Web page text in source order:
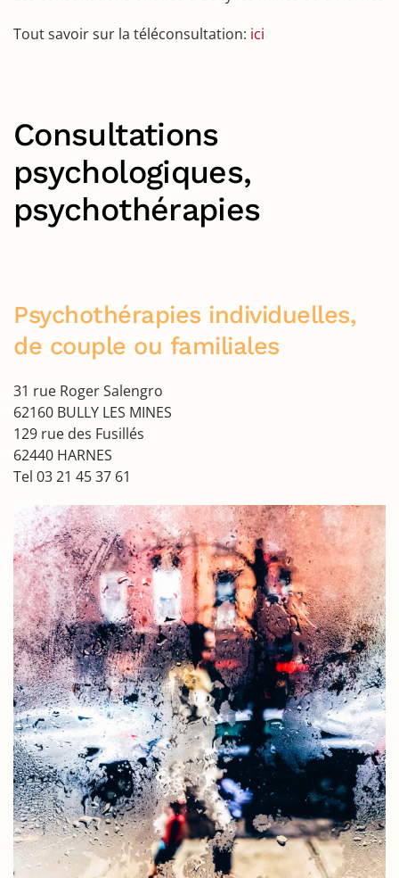
Tout savoir sur la téléconsultation: ici
Consultations
psychologiques,
psychothérapies
Psychothérapies individuelles,
de couple ou familiales
31 rue Roger Salengro
62160 BULLY LES MINES
129 rue des Fusillés
62440 HARNES
Tel 03 21 45 37 61